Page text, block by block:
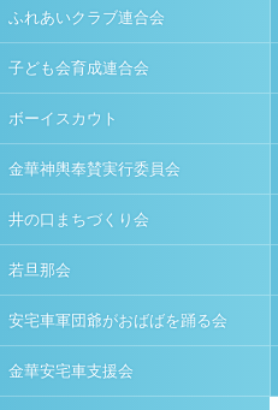
ふれあいクラブ連合会
子ども会育成連合会
ボーイスカウト
金華神輿奉賛実行委員会
井の口まちづくり会
若旦那会
安宅車軍団爺がおばばを踊る会
金華安宅車支援会